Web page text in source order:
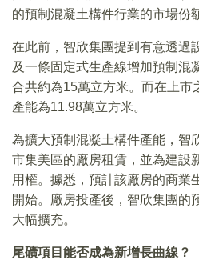
的預制混凝土構件行業的市場份
在此前，智欣集團提到有意透過
及一條固定式生產線增加預制混
合共約為15萬立方米。而在上市
產能為11.98萬立方米。
為擴大預制混凝土構件產能，智
市集美區的廠房租賃，並為建設
用權。據悉，預計該廠房的商業
開始。廠房投產後，智欣集團的
大幅擴充。
尾礦項目能否成為新增長曲線？